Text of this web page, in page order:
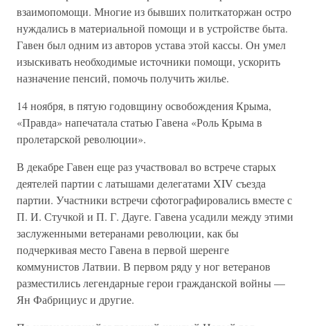
взаимопомощи. Многие из бывших политкаторжан остро
нуждались в материальной помощи и в устройстве быта.
Гавен был одним из авторов устава этой кассы. Он умел
изыскивать необходимые источники помощи, ускорить
назначение пенсий, помочь получить жилье.
14 ноября, в пятую годовщину освобождения Крыма,
«Правда» напечатала статью Гавена «Роль Крыма в
пролетарской революции».
В декабре Гавен еще раз участвовал во встрече старых
деятелей партии с латышами делегатами XIV съезда
партии. Участники встречи сфотографировались вместе с
П. И. Стучкой и П. Г. Дауге. Гавена усадили между этими
заслуженными ветеранами революции, как бы
подчеркивая место Гавена в первой шеренге
коммунистов Латвии. В первом ряду у ног ветеранов
разместились легендарные герои гражданской войны —
Ян Фабрициус и другие.